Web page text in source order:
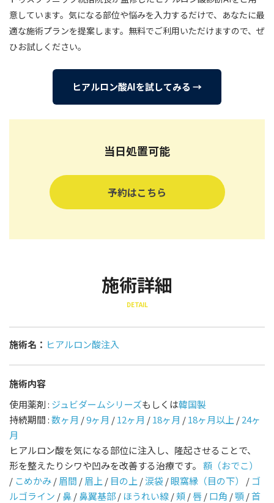
意しています。気になる部位や悩みを入力するだけで、あなたに最
適な施術プランを提案します。無料でご利用いただけますので、ぜ
ひお試しください。
ヒアルロン酸AIを試してみる →
当日処置可能
予約はこちら
施術詳細
DETAIL
施術名： ヒアルロン酸注入
施術内容
使用薬剤 : ジュビダームシリーズもしくは韓国製
持続期間 :数ヶ月 /9ヶ月 /12ヶ月 /18ヶ月 /18ヶ月以上 /24ヶ
月
ヒアルロン酸を気になる部位に注入し、隆起させることで、
形を整えたりシワや凹みを改善する治療です。 額（おでこ）
/ こめかみ/眉間 /眉上 / 目の上 /涙袋/眼窩縁（目の下） / ゴ
ルゴライン /鼻/鼻翼基部/ ほうれい線/頬/唇/口角 /顎/首